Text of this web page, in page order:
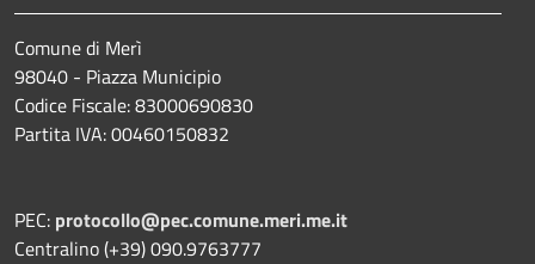
Comune di Merì
98040 - Piazza Municipio
Codice Fiscale: 83000690830
Partita IVA: 00460150832
PEC: protocollo@pec.comune.meri.me.it
Centralino (+39) 090.9763777